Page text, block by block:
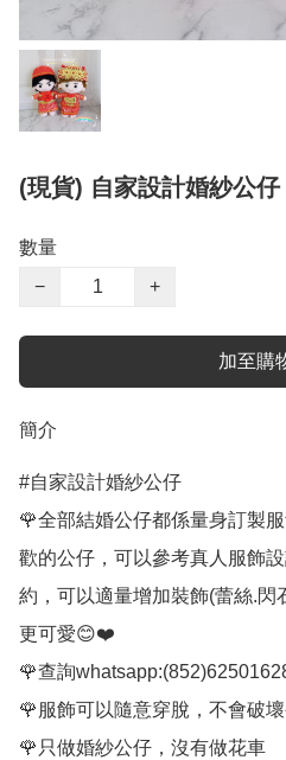
(現貨) 自家設計婚紗公仔
數量
−
+
加至購
簡介
#自家設計婚紗公仔
🌹全部結婚公仔都係量身訂製
歡的公仔，可以參考真人服飾
約，可以適量增加裝飾(蕾絲.閃
更可愛😊❤️
🌹查詢
🌹服飾可以隨意穿脫，不會破
🌹只做婚紗公仔，沒有做花車